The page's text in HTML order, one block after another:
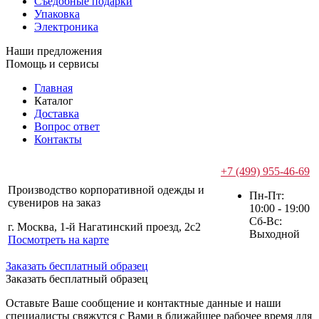
Упаковка
Электроника
Наши предложения
Помощь и сервисы
Главная
Каталог
Доставка
Вопрос ответ
Контакты
Производство корпоративной одежды и
сувениров на заказ
г. Москва, 1-й Нагатинский проезд, 2с2
Посмотреть на карте
+7 (499) 955-46-69
Пн-Пт:
10:00 - 19:00
Сб-Вс:
Выходной
Заказать бесплатный образец
Заказать бесплатный образец
Оставьте Ваше сообщение и контактные данные и наши
специалисты свяжутся с Вами в ближайшее рабочее время для